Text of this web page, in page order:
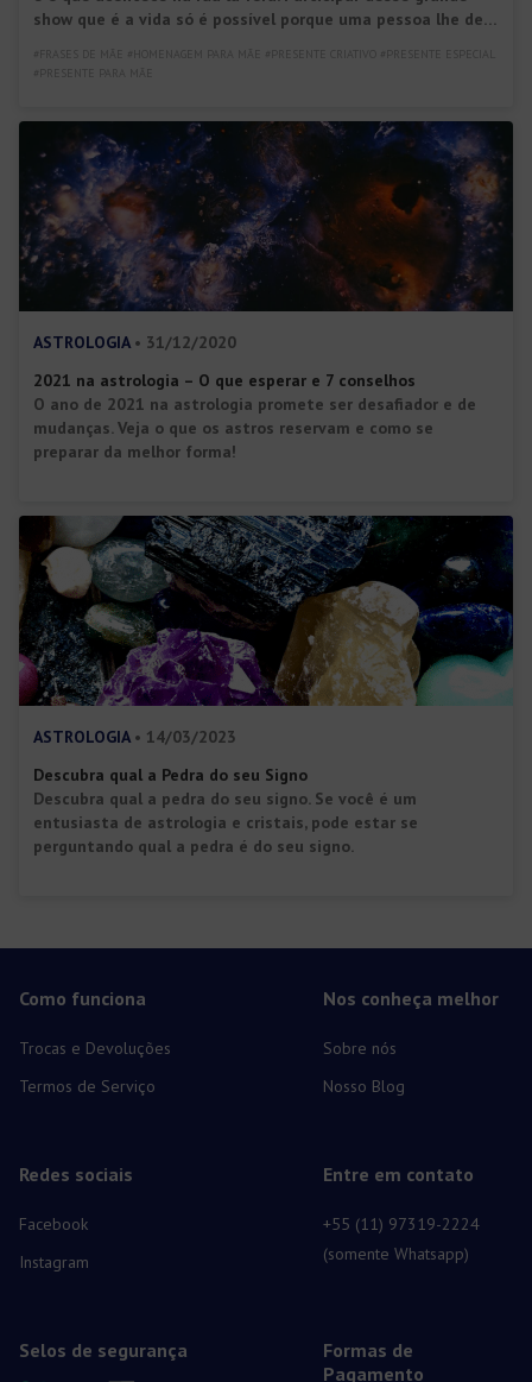
show que é a vida só é possível porque uma pessoa lhe deu
ASTROLOGIA • 31/12/2020
2021 na astrologia – O que esperar e 7 conselhos
O ano de 2021 na astrologia promete ser desafiador e de
mudanças. Veja o que os astros reservam e como se
preparar da melhor forma!
ASTROLOGIA • 14/03/2023
Descubra qual a Pedra do seu Signo
Descubra qual a pedra do seu signo. Se você é um
entusiasta de astrologia e cristais, pode estar se
perguntando qual a pedra é do seu signo.
Como funciona
Trocas e Devoluções
Termos de Serviço
Nos conheça melhor
Sobre nós
Nosso Blog
Redes sociais
Facebook
Instagram
Entre em contato
+55 (11) 97319-2224
(somente Whatsapp)
Selos de segurança
Formas de
Pagamento